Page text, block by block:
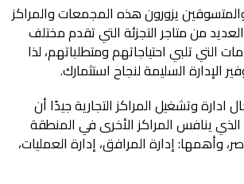
يزورون هذه المجمعات والمراكز
من متاجر التجزئة التي تقدم مختلف
التي تلبي احتياجاتهم ومتطلباتهم، لذا
الإدارة السليمة لنجاح استثمارك.
ادارة وتشغيل المراكز التجارية جيدًا أن
الذي ينافس المراكز الأخرى في المنطقة
وأهمها: إدارة المرافق، إدارة العمليات،